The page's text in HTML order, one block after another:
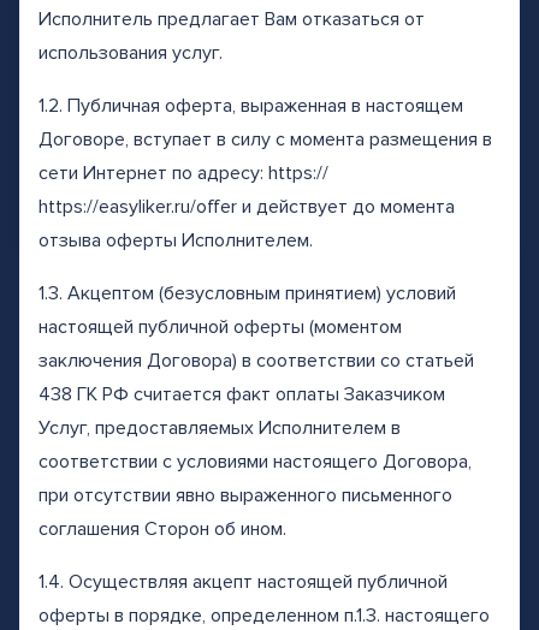
Исполнитель предлагает Вам отказаться от
использования услуг.
1.2. Публичная оферта, выраженная в настоящем
Договоре, вступает в силу с момента размещения в
сети Интернет по адресу: https://
https://easyliker.ru/offer и действует до момента
отзыва оферты Исполнителем.
1.3. Акцептом (безусловным принятием) условий
настоящей публичной оферты (моментом
заключения Договора) в соответствии со статьей
438 ГК РФ считается факт оплаты Заказчиком
Услуг, предоставляемых Исполнителем в
соответствии с условиями настоящего Договора,
при отсутствии явно выраженного письменного
соглашения Сторон об ином.
1.4. Осуществляя акцепт настоящей публичной
оферты в порядке, определенном п.1.3. настоящего